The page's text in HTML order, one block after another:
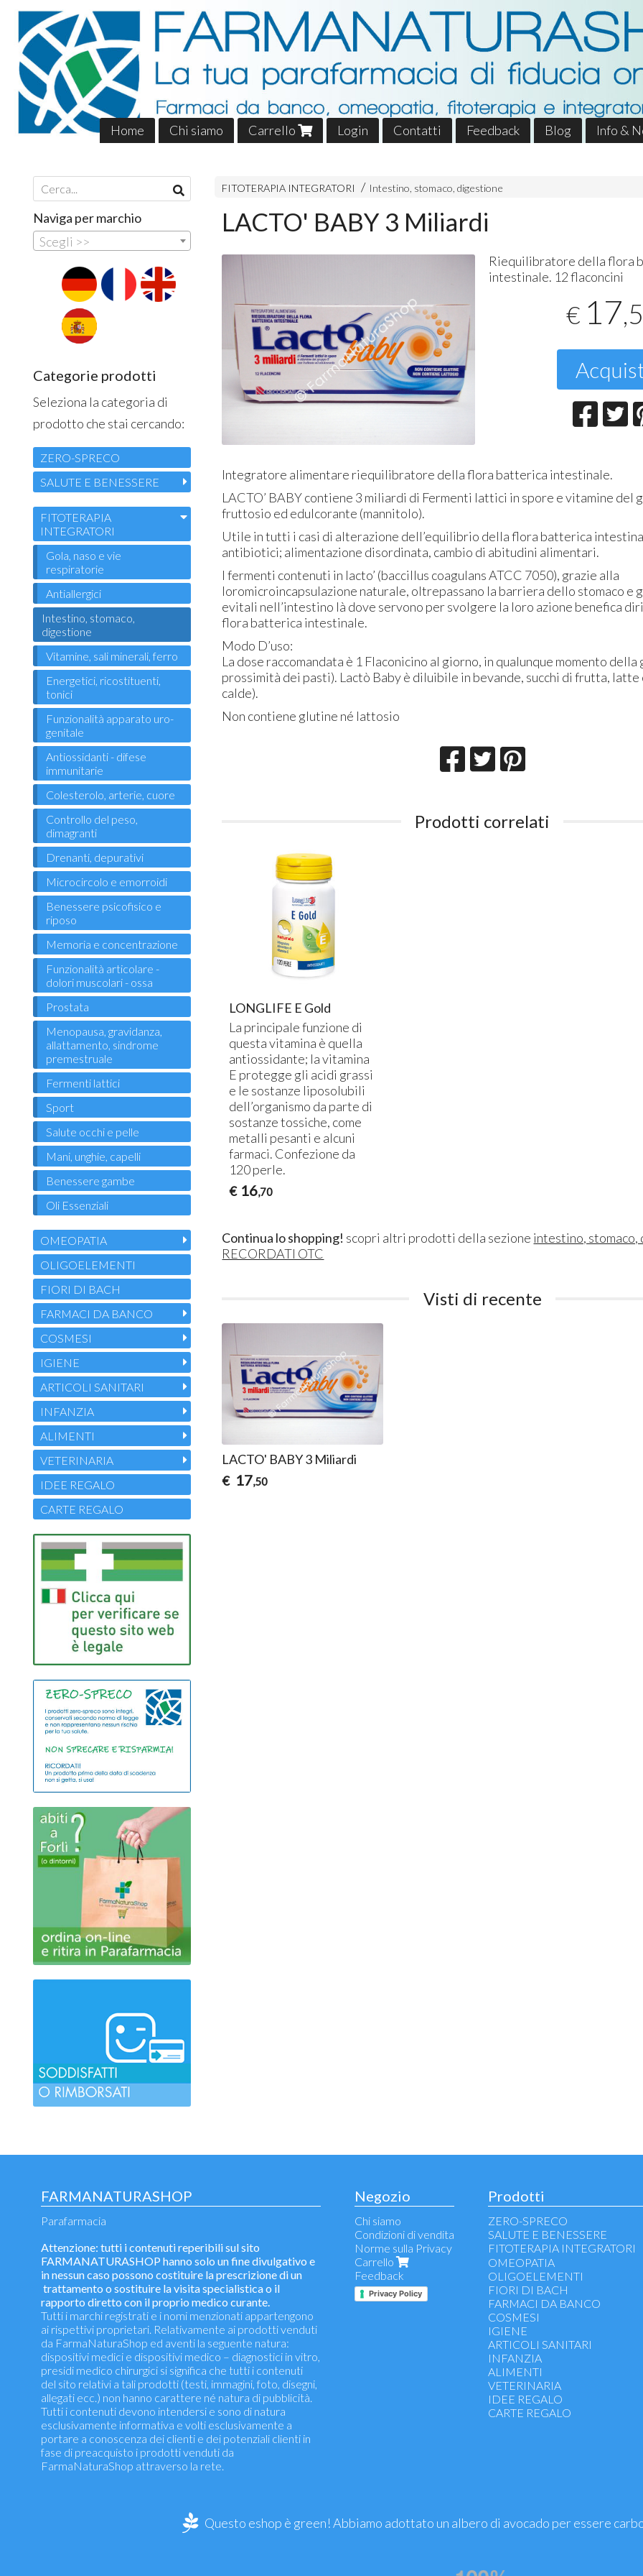
Home Chi siamo Carrello Login Contatti Feedback Blog Info &
FITOTERAPIA INTEGRATORI Intestino, stomaco, digestione
LACTO' BABY 3 Miliardi
Riequilibratore della flora
intestinale. 12 flaconcini
€ 17
Integratore alimentare riequilibratore della flora batterica intestinale.
LACTO’ BABYcontiene 3 miliardi di Fermenti lattici in spore e vitamine del
fruttosio ed edulcorante (mannitolo).
Utile in tutti i casi di alterazione dell’equilibrio della flora batterica
antibiotici; alimentazione disordinata, cambio di abitudini alimentari.
I fermenti contenuti in lacto’ (baccillus coagulansATCC 7050), grazie alla
loromicroincapsulazione naturale, oltrepassano la barriera dello stomaco e
evitali nell’intestino là dove servono per svolgere la loro azione benefica
flora batterica intestinale.
Modo D’uso:
La dose raccomandata è 1 Flaconicino al giorno, in qualunque momento della
prossimità dei pasti). Lactò Baby è diluibile in bevande, succhi di frutta, latte
calde).
Non contiene glutine né lattosio
Prodotti correlati
LONGLIFE E Gold
La principale funzione di
questa vitamina è quella
antiossidante; la vitamina
E protegge gli acidi grassi
e le sostanze liposolubili
dell’organismo da parte di
sostanze tossiche, come
metalli pesanti e alcuni
farmaci. Confezione da
120 perle.
€ 16,70
Continua lo shopping! scopri altri prodotti della sezione intestino, stomaco,
RECORDATI OTC
Visti di recente
LACTO' BABY 3 Miliardi
€ 17,50
Naviga per marchio
Scegli >>
Categorie prodotti
Seleziona la categoria di
prodotto che stai cercando:
ZERO-SPRECO
SALUTE E BENESSERE
FITOTERAPIA
INTEGRATORI
Gola, naso e vie
respiratorie
Antiallergici
Intestino, stomaco,
digestione
Vitamine, sali minerali, ferro
Energetici, ricostituenti,
tonici
Funzionalità apparato uro-
genitale
Antiossidanti - difese
immunitarie
Colesterolo, arterie, cuore
Controllo del peso,
dimagranti
Drenanti, depurativi
Microcircolo e emorroidi
Benessere psicofisico e
riposo
Memoria e concentrazione
Funzionalità articolare -
dolori muscolari - ossa
Prostata
Menopausa, gravidanza,
allattamento, sindrome
premestruale
Fermenti lattici
Sport
Salute occhi e pelle
Mani, unghie, capelli
Benessere gambe
Oli Essenziali
OMEOPATIA
OLIGOELEMENTI
FIORI DI BACH
FARMACI DA BANCO
COSMESI
IGIENE
ARTICOLI SANITARI
INFANZIA
ALIMENTI
VETERINARIA
IDEE REGALO
CARTE REGALO
FARMANATURASHOP
Parafarmacia
Attenzione: tutti i contenuti reperibili sul sito
FARMANATURASHOP hanno solo un fine divulgativo e
in nessun caso possono costituire la prescrizione di un
trattamento o sostituire la visita specialistica o il
rapporto diretto con il proprio medico curante.
Tutti i marchi registrati e i nomi menzionati appartengono
ai rispettivi proprietari. Relativamente ai prodotti venduti
da FarmaNaturaShop ed aventi la seguente natura:
dispositivi medici e dispositivi medico – diagnostici in vitro,
presidi medico chirurgici si significa che tutti i contenuti
del sito relativi a tali prodotti (testi, immagini, foto, disegni,
allegati ecc.) non hanno carattere né natura di pubblicità.
Tutti i contenuti devono intendersi e sono di natura
esclusivamente informativa e volti esclusivamente a
portare a conoscenza dei clienti e dei potenziali clienti in
fase di preacquisto i prodotti venduti da
FarmaNaturaShop attraverso la rete.
Negozio
Chi siamo
Condizioni di vendita
Norme sulla Privacy
Carrello
Feedback
Privacy Policy
Prodotti
ZERO-SPRECO
SALUTE E BENESSERE
FITOTERAPIA INTEGRATORI
Gola, naso e vie respiratorie
Antiallergici
Intestino, stomaco, digestione
Vitamine, sali minerali, ferro
Energetici, ricostituenti, tonici
Funzionalità apparato uro-
Antiossidanti - difese immunitarie
Colesterolo, arterie, cuore
Controllo del peso, dimagranti
Drenanti, depurativi
Microcircolo e emorroidi
Benessere psicofisico e riposo
Salute occhi e pelle
Mani, unghie, capelli
OMEOPATIA
OLIGOELEMENTI
FIORI DI BACH
FARMACI DA BANCO
COSMESI
IGIENE
ARTICOLI SANITARI
INFANZIA
ALIMENTI
VETERINARIA
IDEE REGALO
CARTE REGALO
Questo eshop è green! Abbiamo adottato un albero di avocado per essere